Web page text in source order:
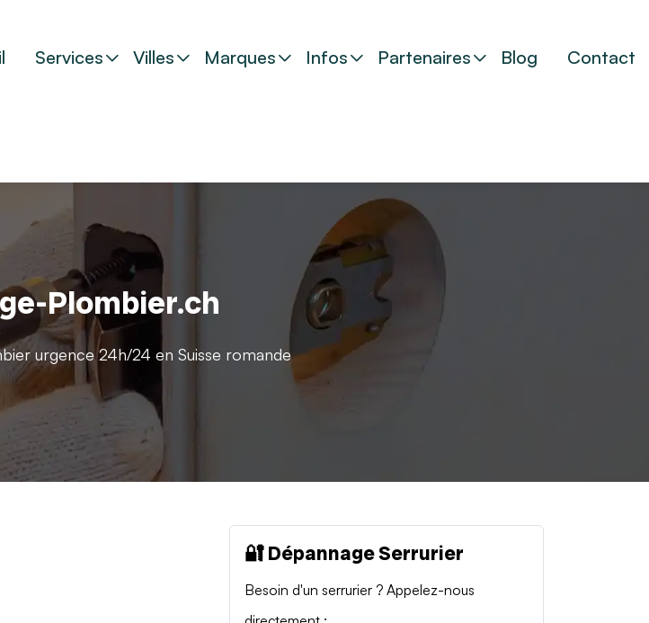
Services Villes Marques Infos Partenaires Blog Contact
Plombier.ch
urgence 24h/24 en Suisse romande
🔐 Dépannage Serrurier
Besoin d'un serrurier ? Appelez-nous